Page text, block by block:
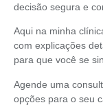
decisão segura e
Aqui na minha
com explicações
para que você se
Agende uma
opções para o seu